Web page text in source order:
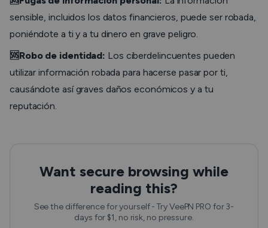
sensible, incluidos los datos financieros, puede ser robada,
poniéndote a ti y a tu dinero en grave peligro.
🆘Robo de identidad: Los ciberdelincuentes pueden
utilizar información robada para hacerse pasar por ti,
causándote así graves daños económicos y a tu
reputación.
Want secure browsing while
reading this?
See the difference for yourself - Try VeePN PRO for 3-
days for $1, no risk, no pressure.